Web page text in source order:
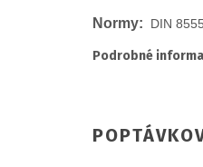
Normy: DIN
Podrobné